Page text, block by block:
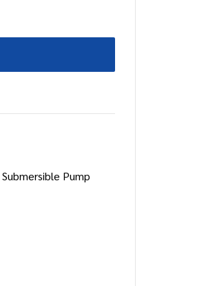
Submersible Pump